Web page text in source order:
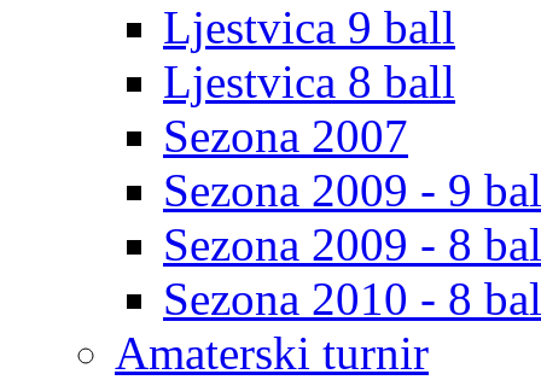
Ljestvica 9 ball
Ljestvica 8 ball
Sezona 2007
Sezona 2009 - 9
Sezona 2009 - 8
Sezona 2010 - 8
Amaterski turnir